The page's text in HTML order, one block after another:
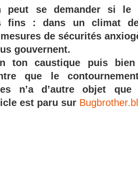
peut se demander si le
fins : dans un climat
de sécurités
gouvernent.
ton caustique puis bien
que le
n’ad’autre objet
est paru sur